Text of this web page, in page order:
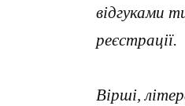
відгуками
реєстрації.
Вірші,